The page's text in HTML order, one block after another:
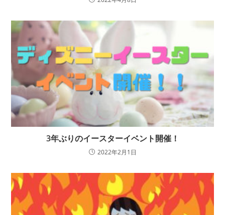
3年ぶりのイースターイベント開催！
2022年2月1日